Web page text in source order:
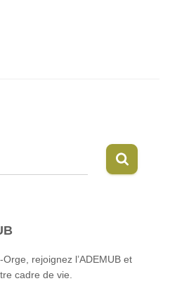
rejoignez l’ADEMUB et
cadre de vie.